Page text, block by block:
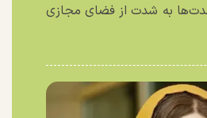
به شدت از فضای مجازی